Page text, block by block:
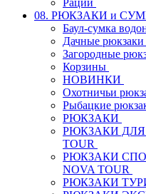
Рации
08. РЮКЗАКИ и
Баул-сумка
Дачные рюкзаки
Загородные
Корзины
НОВИНКИ
Охотничьи
Рыбацкие
РЮКЗАКИ
РЮКЗАКИ ДЛЯ
TOUR
РЮКЗАКИ
NOVA TOUR
РЮКЗАКИ